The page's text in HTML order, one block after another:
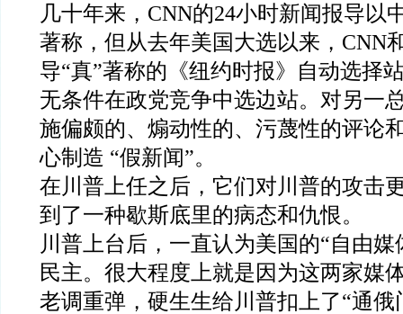
几十年来，CNN的24小时新闻报导以
著称，但从去年美国大选以来，CNN
导“真”著称的《纽约时报》自动选择
无条件在政党竞争中选边站。对另一
施偏颇的、煽动性的、污蔑性的评论
心制造 “假新闻”。
在川普上任之后，它们对川普的攻击
到了一种歇斯底里的病态和仇恨。
川普上台后，一直认为美国的“自由
民主。很大程度上就是因为这两家媒
老调重弹，硬生生给川普扣上了“通俄